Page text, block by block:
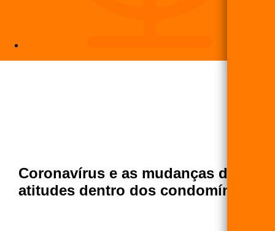
Coronavírus e as mudanças de
atitudes dentro dos condomínios